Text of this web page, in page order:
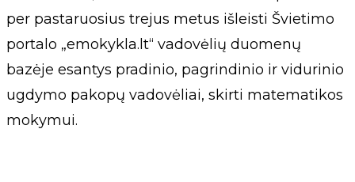
per pastaruosius trejus metus išleisti Švietimo
portalo „emokykla.lt“ vadovėlių duomenų
bazėje esantys pradinio, pagrindinio ir vidurinio
ugdymo pakopų vadovėliai, skirti matematikos
mokymui.